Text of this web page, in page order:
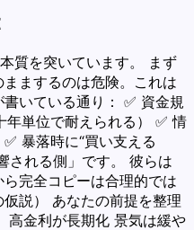
質を突いています。 まず
まするのは危険。これは
いている通り： ✅ 資金規
単位で耐えられる） ✅ 情
暴落時に“買い支える
される側」です。 彼らは
ら完全コピーは合理的では
説） あなたの前提を整理
高金利が長期化 景気は緩や